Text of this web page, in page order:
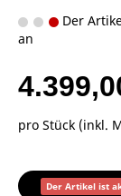
Der
an
pro Stück (inkl.
Der Artikel ist